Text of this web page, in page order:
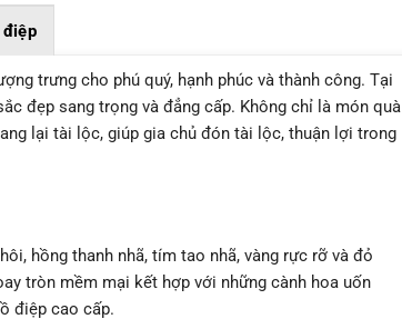
điệp
trưng cho phú quý, hạnh phúc và thành công. Tại
đẹp sang trọng và đẳng cấp. Không chỉ là món quà
lại tài lộc, giúp gia chủ đón tài lộc, thuận lợi trong
hồng thanh nhã, tím tao nhã, vàng rực rỡ và đỏ
tròn mềm mại kết hợp với những cành hoa uốn
điệp cao cấp.